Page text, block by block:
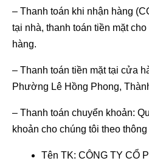
– Thanh toán khi nhận hàng
tại nhà, thanh toán tiền mặt
hàng.
– Thanh toán tiền mặt tại cửa
Phường Lê Hồng Phong,
– Thanh toán chuyển khoản:
khoản cho chúng tôi theo
Tên TK: CÔNG TY CỔ